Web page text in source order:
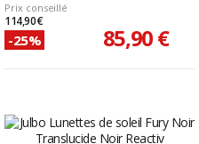
Prix conseillé
114,90 €
-25% 85,90 €